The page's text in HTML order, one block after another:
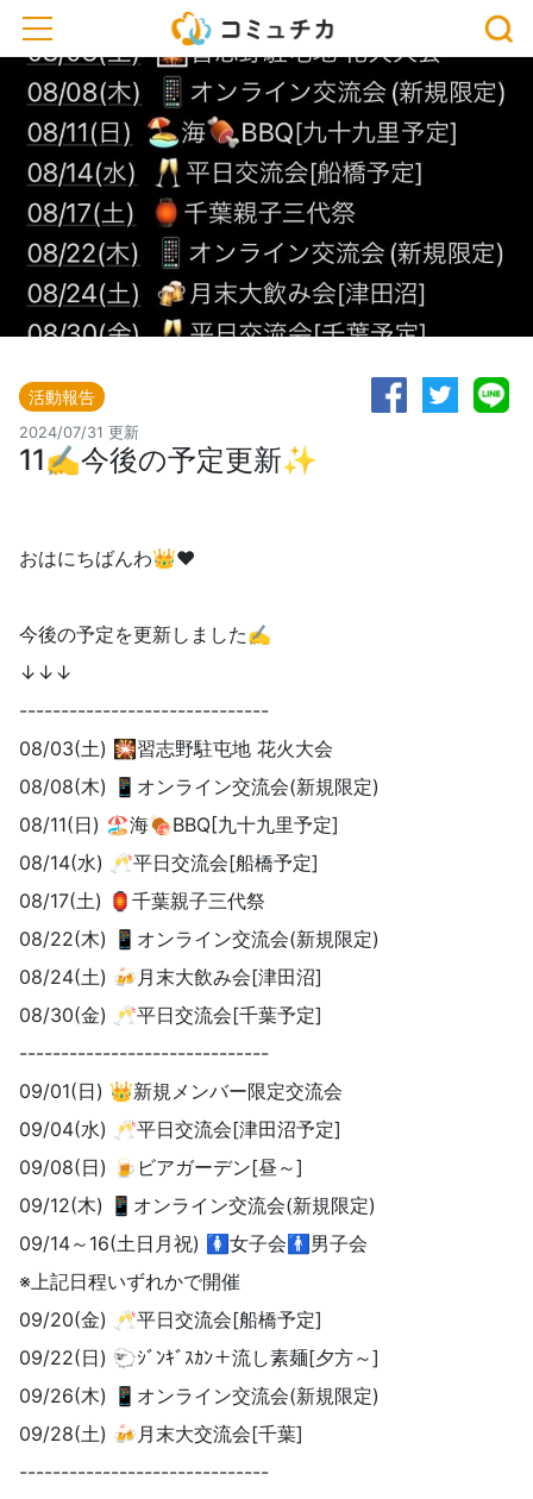
toggle navigation
活動報告
2024/07/31 更新
11‪‪✍️今後の予定更新✨
おはにちばんわ👑❤️
今後の予定を更新しました‪‪✍️
↓↓↓
------------------------------
08/03(土) 🎇習志野駐屯地 花火大会
08/08(木) 📱オンライン交流会(新規限定)
08/11(日) 🏖海🍖BBQ[九十九里予定]
08/14(水) 🥂平日交流会[船橋予定]
08/17(土) 🏮千葉親子三代祭
08/22(木) 📱オンライン交流会(新規限定)
08/24(土) 🍻月末大飲み会[津田沼]
08/30(金) 🥂平日交流会[千葉予定]
------------------------------
09/01(日) 👑新規メンバー限定交流会
09/04(水) 🥂平日交流会[津田沼予定]
09/08(日) 🍺ビアガーデン[昼～]
09/12(木) 📱オンライン交流会(新規限定)
09/14～16(土日月祝) 🚺女子会🚹男子会
※上記日程いずれかで開催
09/20(金) 🥂平日交流会[船橋予定]
09/22(日) 🐑ｼﾞﾝｷﾞｽｶﾝ＋流し素麺[夕方～]
09/26(木) 📱オンライン交流会(新規限定)
09/28(土) 🍻月末大交流会[千葉]
------------------------------